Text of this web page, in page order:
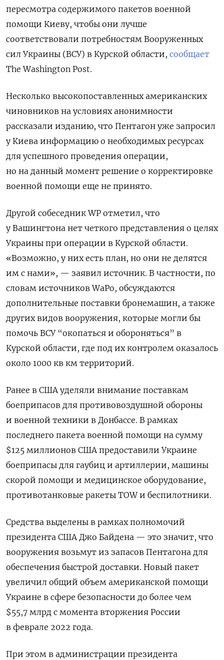
пересмотра содержимого пакетов военной
помощи Киеву, чтобы они лучше
соответствовали потребностям Вооруженных
сил Украины (ВСУ) в Курской области, сообщает
The Washington Post.
Несколько высокопоставленных американских
чиновников на условиях анонимности
рассказали изданию, что Пентагон уже запросил
у Киева информацию о необходимых ресурсах
для успешного проведения операции,
но на данный момент решение о корректировке
военной помощи еще не принято.
Другой собеседник WP отметил, что
у Вашингтона нет четкого представления о целях
Украины при операции в Курской области.
«Возможно, у них есть план, но они не делятся
им с нами», — заявил источник. В частности, по
словам источников WaPo, обсуждаются
дополнительные поставки бронемашин, а также
других видов вооружения, которые могли бы
помочь ВСУ “окопаться и обороняться” в
Курской области, где под их контролем оказалось
около 1000 кв км территорий.
Ранее в США уделяли внимание поставкам
боеприпасов для противовоздушной обороны
и военной техники в Донбассе. В рамках
последнего пакета военной помощи на сумму
$125 миллионов США предоставили Украине
боеприпасы для гаубиц и артиллерии, машины
скорой помощи и медицинское оборудование,
противотанковые ракеты TOW и беспилотники.
Средства выделены в рамках полномочий
президента США Джо Байдена — это значит, что
вооружения возьмут из запасов Пентагона для
обеспечения быстрой доставки. Новый пакет
увеличил общий объем американской помощи
Украине в сфере безопасности до более чем
$55,7 млрд с момента вторжения России
в феврале 2022 года.
При этом в администрации президента